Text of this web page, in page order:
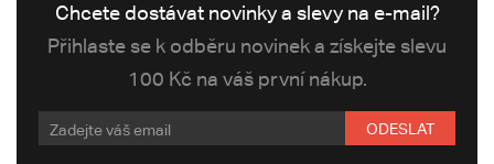
Chcete dostávat novinky a slevy na e-mail?
Přihlaste se k odběru novinek a získejte slevu
100 Kč na váš první nákup.
ODESLAT